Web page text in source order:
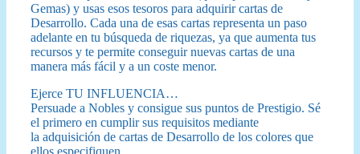
Gemas) y usas esos tesoros para adquirir cartas de
Desarrollo. Cada una de esas cartas representa un paso
adelante en tu búsqueda de riquezas, ya que aumenta tus
recursos y te permite conseguir nuevas cartas de una
manera más fácil y a un coste menor.
Ejerce TU INFLUENCIA…
Persuade a Nobles y consigue sus puntos de Prestigio. Sé
el primero en cumplir sus requisitos mediante
la adquisición de cartas de Desarrollo de los colores que
ellos especifiquen.